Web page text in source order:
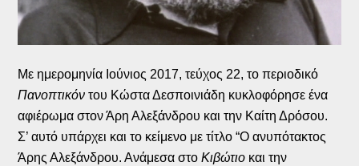
Με ημερομηνία Ιούνιος 2017, τεύχος 22, το περιοδικό
Πανοπτικόν του Κώστα Δεσποινιάδη κυκλοφόρησε ένα
αφιέρωμα στον Άρη Αλεξάνδρου και την Καίτη Δρόσου.
Σ’ αυτό υπάρχει και το κείμενο με τίτλο “Ο ανυπότακτος
Άρης Αλεξάνδρου. Ανάμεσα στοΚιβώτιο και την